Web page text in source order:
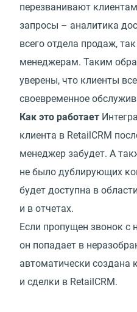
перезванивают
запросы – аналитика
всего отдела продаж,
менеджерам. Таким
уверены, что клиенты
своевременное
Как это работает
клиента в RetailCRM
менеджер забудет. А
не было дублирующих
будет доступна в
и в отчетах.
Если пропущен звонок с
он попадает в
автоматически создана
и сделки в RetailCRM.